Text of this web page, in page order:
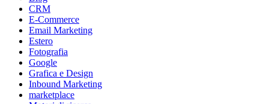
CRM
E-Commerce
Email Marketing
Estero
Fotografia
Google
Grafica e Design
Inbound Marketing
marketplace